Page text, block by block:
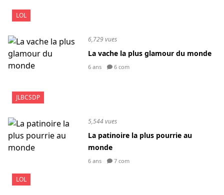
LOL
JLBCSDP
6,729 vues
La vache la plus glamour du monde
6 ans 6 com
LOL
5,544 vues
La patinoire la plus pourrie au
monde
6 ans 7 com